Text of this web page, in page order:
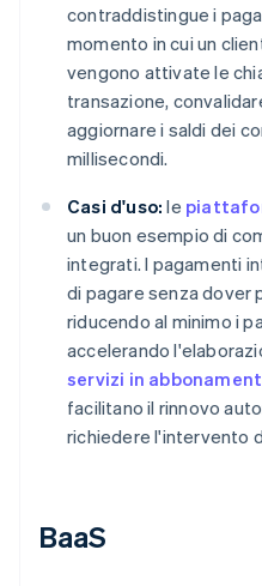
contraddistingue i
momento in cui un
vengono attivate le
transazione,
aggiornare i saldi dei
millisecondi.
Casi d'uso: le
un buon esempio di
integrati. I pagamenti
di pagare senza dover
riducendo al minimo i
accelerando
servizi in
facilitano il rinnovo
richiedere l'intervento
BaaS